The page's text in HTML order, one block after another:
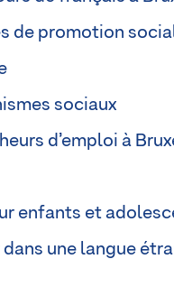
de promotion
sociaux
d’emploi à
enfants et
une langue